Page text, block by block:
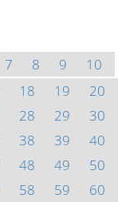
7 8 9
10
18 19
20
28 29
30
38 39
40
48 49
50
58 59
60